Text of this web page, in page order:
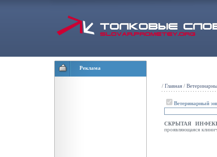
Реклама
/ Главная /
Ветеринарный
СКРЫТАЯ
проявляющаяся